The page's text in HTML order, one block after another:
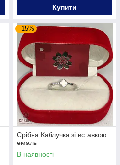
Купити
–15%
Срібна Каблучка зі вставкою
емаль
В наявності